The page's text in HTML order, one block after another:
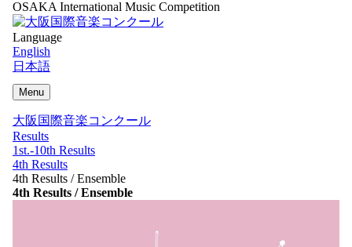
OSAKA International Music Competition
Language
English
日本語
Menu
大阪国際音楽コンクール
Results
1st.-10th Results
4th Results
4th Results / Ensemble
4th Results / Ensemble